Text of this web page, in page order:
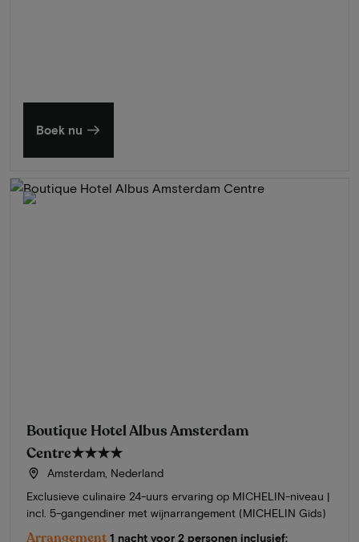
Boek nu
Boutique Hotel Albus Amsterdam
Centre★★★★
Amsterdam, Nederland
Exclusieve culinaire 24-uurs ervaring op MICHELIN-niveau |
incl. 5-gangendiner met wijnarrangement (MICHELIN Gids)
Arrangement 1 nacht voor 2 personen inclusief: